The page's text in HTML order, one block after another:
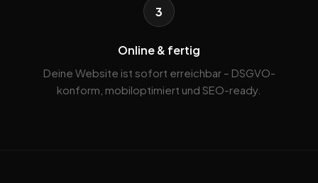
3
Online & fertig
Deine Website ist sofort erreichbar – DSGVO-
konform, mobiloptimiert und SEO-ready.